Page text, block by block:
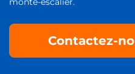
Contactez-